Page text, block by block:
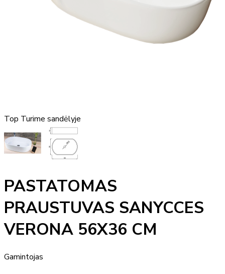
Top Turime sandėlyje
PASTATOMAS
PRAUSTUVAS SANYCCES
VERONA 56X36 CM
Gamintojas